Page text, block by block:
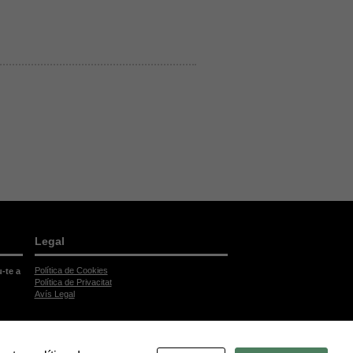
te a
Legal
Política de Cookies
Política de Privacitat
Avís Legal